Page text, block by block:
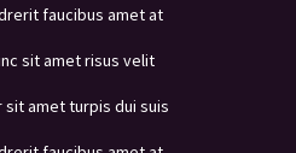
faucibus amet at
sit amet risus velit
sit amet turpis dui suis